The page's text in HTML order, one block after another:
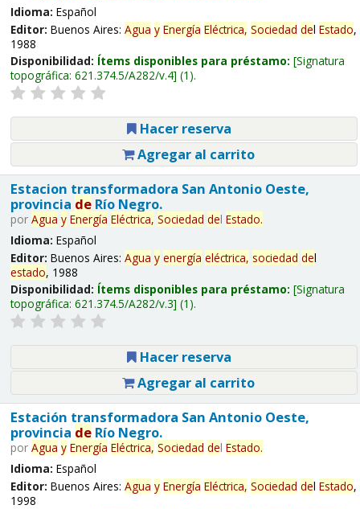
Idioma: Español
Editor: Buenos Aires: Agua y Energía Eléctrica, Sociedad del Estado,
1988
Disponibilidad: Ítems disponibles para préstamo: Signatura
topográfica: 621.374.5/A282/v.4 (1).
Hacer reserva
Agregar al carrito
Estacion transformadora San Antonio Oeste,
provincia deRío Negro.
por Agua y Energía Eléctrica, Sociedad del Estado.
Idioma: Español
Editor: Buenos Aires: Agua y energía eléctrica, sociedad del
estado, 1988
Disponibilidad: Ítems disponibles para préstamo: Signatura
topográfica: 621.374.5/A282/v.3 (1).
Hacer reserva
Agregar al carrito
Estación transformadora San Antonio Oeste,
provincia deRío Negro.
por Agua y Energía Eléctrica, Sociedad del Estado.
Idioma: Español
Editor: Buenos Aires: Agua y Energía Eléctrica, Sociedad del Estado,
1998